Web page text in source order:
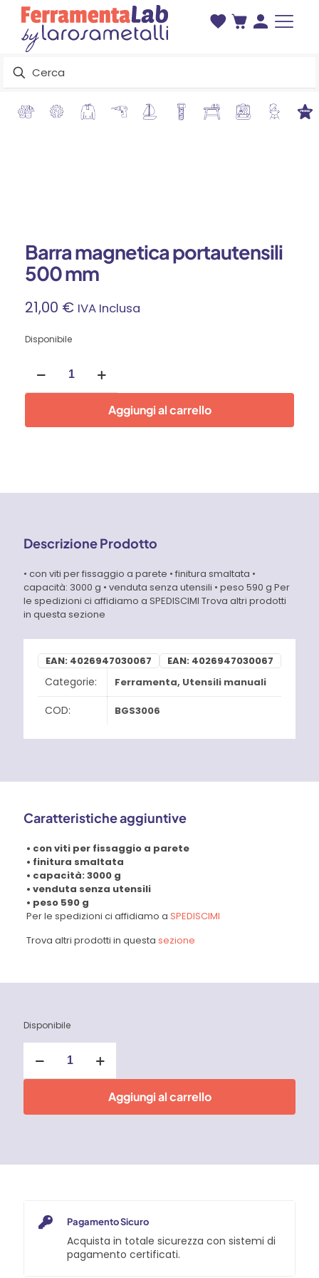
Barra magnetica portautensili
500 mm
21,00 € IVA Inclusa
Disponibile
magnetica
portautensili
quantità
Aggiungi al carrello
Descrizione Prodotto
• con viti per fissaggio a parete • finitura smaltata •
capacità: 3000 g • venduta senza utensili • peso 590 g Per
le spedizioni ci affidiamo a SPEDISCIMI Trova altri prodotti
in questa sezione
EAN: 4026947030067 EAN: 4026947030067
Categorie: Ferramenta, Utensili manuali
COD: BGS3006
Caratteristiche aggiuntive
• con viti per fissaggio a parete
• finitura smaltata
• capacità: 3000 g
• venduta senza utensili
• peso 590 g
Per le spedizioni ci affidiamo a SPEDISCIMI
Trova altri prodotti in questa sezione
Disponibile
magnetica
portautensili
quantità
Aggiungi al carrello
Pagamento Sicuro
Acquista in totale sicurezza con sistemi di
pagamento certificati.